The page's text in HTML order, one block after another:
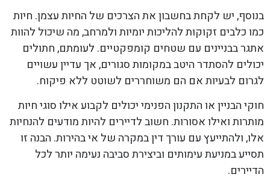
בנוסף, יש לקחת בחשבון את הצרכים של החיות עצמן. חיות
כמו כלבים זקוקות להליכות יומיות ולמרחב, מה שיכול להוות
אתגר בבניינים עם שטחים קומפקטיים. לעומתם, חתולים
יכולים להסתדר היטב במקומות סגורים, אך עדיין עשויים
לגרום לבעיות אם הם משוחררים לשוטט ללא פיקוח.
חוקי הבניין או התקנון הפנימי יכולים לקבוע אילו סוגי חיות
מותרות ואילו אסורות. חשוב לדיירים להיות מודעים להנחיות
אלו, ולהתייעץ עם עורך דין במקרה של אי בהירות. הבנה זו
תסייע במניעת עימותים וביצירת סביבה נעימה יותר לכל
הדיירים.